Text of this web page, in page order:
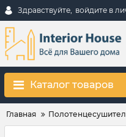
Здравствуйте, войдите в
Каталог товаров
Главная